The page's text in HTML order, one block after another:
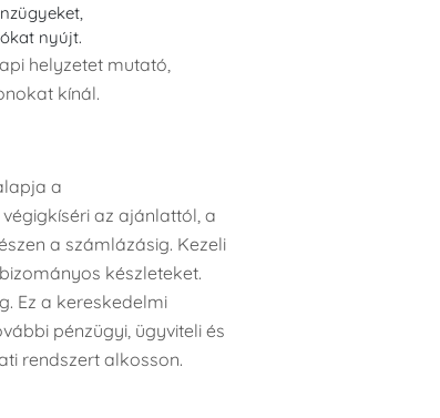
nyújt.
helyzetet mutató,
kínál.
a
az ajánlattól, a
a számlázásig. Kezeli
készleteket.
Ez a kereskedelmi
pénzügyi, ügyviteli és
rendszert alkosson.